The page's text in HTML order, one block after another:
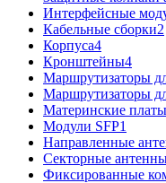
Интерфейсные
Кабельные сборки2
Корпуса4
Кронштейны4
Маршрутизаторы
Маршрутизаторы
Материнские платы
Модули SFP1
Направленные
Секторные
Фиксированные